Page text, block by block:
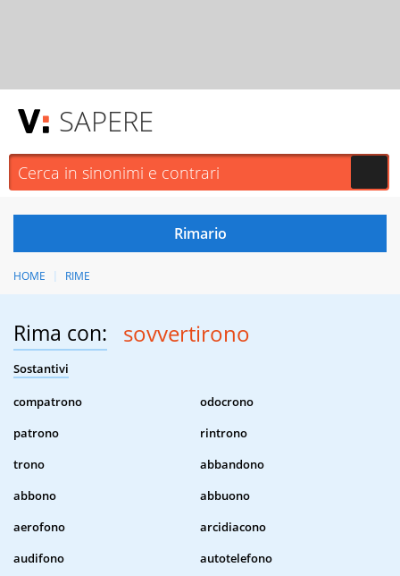
SAPERE
HOME RIME
Rima con: sovvertirono
Sostantivi
compatrono
odocrono
patrono
rintrono
trono
abbandono
abbono
abbuono
aerofono
arcidiacono
audifono
autotelefono